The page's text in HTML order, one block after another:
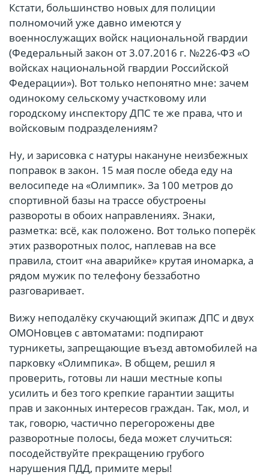
Кстати, большинство новых для полиции
полномочий уже давно имеются у
военнослужащих войск национальной гвардии
(Федеральный закон от 3.07.2016 г. №226-ФЗ «О
войсках национальной гвардии Российской
Федерации»). Вот только непонятно мне: зачем
одинокому сельскому участковому или
городскому инспектору ДПС те же права, что и
войсковым подразделениям?
Ну, и зарисовка с натуры накануне неизбежных
поправок в закон. 15 мая после обеда еду на
велосипеде на «Олимпик». За 100 метров до
спортивной базы на трассе обустроены
развороты в обоих направлениях. Знаки,
разметка: всё, как положено. Вот только поперёк
этих разворотных полос, наплевав на все
правила, стоит «на аварийке» крутая иномарка, а
рядом мужик по телефону беззаботно
разговаривает.
Вижу неподалёку скучающий экипаж ДПС и двух
ОМОНовцев с автоматами: подпирают
турникеты, запрещающие въезд автомобилей на
парковку «Олимпика». В общем, решил я
проверить, готовы ли наши местные копы
усилить и без того крепкие гарантии защиты
прав и законных интересов граждан. Так, мол, и
так, говорю, частично перегорожены две
разворотные полосы, беда может случиться:
посодействуйте прекращению грубого
нарушения ПДД, примите меры!